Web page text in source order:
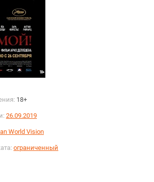
18+
26.09.2019
World Vision
ограниченный